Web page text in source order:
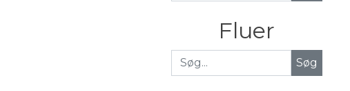
Fluer
Søg